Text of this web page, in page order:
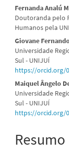
do
artigo
principal
Fernanda Analú
Doutoranda pelo
Humanos pela
Giovane
Universidade
Sul - UNIJUÍ
https://orcid.org/
Maiquel Ângelo
Universidade
Sul - UNIJUÍ
https://orcid.org/
Resumo